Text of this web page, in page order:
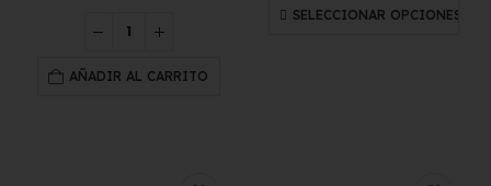
AÑADIR AL CARRITO
SELECCIONAR OPCIONES